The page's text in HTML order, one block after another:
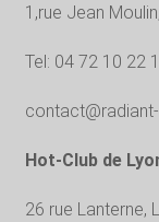
1,rue Jean
Tel: 04 72 10 22
Hot-Club de
26 rue Lanterne,